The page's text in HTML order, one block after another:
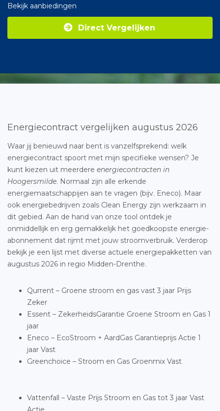
Bekijk aanbiedingen
Direct Vergelijken
Energiecontract vergelijken augustus 2026
Waar jij benieuwd naar bent is vanzelfsprekend: welk
energiecontract spoort met mijn specifieke wensen? Je
kunt kiezen uit meerdere energiecontracten in
Hoogersmilde. Normaal zijn alle erkende
energiemaatschappijen aan te vragen (bijv. Eneco). Maar
ook energiebedrijven zoals Clean Energy zijn werkzaam in
dit gebied. Aan de hand van onze tool ontdek je
onmiddellijk en erg gemakkelijk het goedkoopste energie-
abonnement dat rijmt met jouw stroomverbruik. Verderop
bekijk je een lijst met diverse actuele energiepakketten van
augustus 2026 in regio Midden-Drenthe.
Qurrent – Groene stroom en gas vast 3 jaar Prijs
Zeker
Essent – ZekerheidsGarantie Groene Stroom en Gas 1
jaar
Eneco – EcoStroom + AardGas Garantieprijs Actie 1
jaar Vast
Greenchoice – Stroom en Gas Groenmix Vast
Vattenfall – Vaste Prijs Stroom en Gas tot 3 jaar Vast